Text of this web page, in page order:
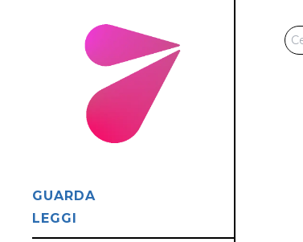
GUARDA
LEGGI